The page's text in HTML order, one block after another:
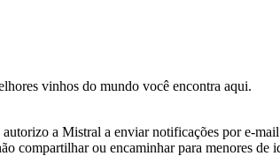
vinhos do mundo você encontra aqui.
a Mistral a enviar notificações por e-
compartilhar ou encaminhar para menores de